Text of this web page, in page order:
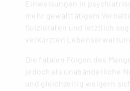
Einweisungen in
mehr gewalttätigem
Suizidraten und letztlich
verkürzten
Die fatalen Folgen des
jedoch als unabänderliche
und gleichzeitig weigern